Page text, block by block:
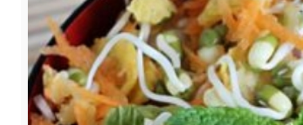
फूड
सेहत
ब्‍यूटी
जॉब्स